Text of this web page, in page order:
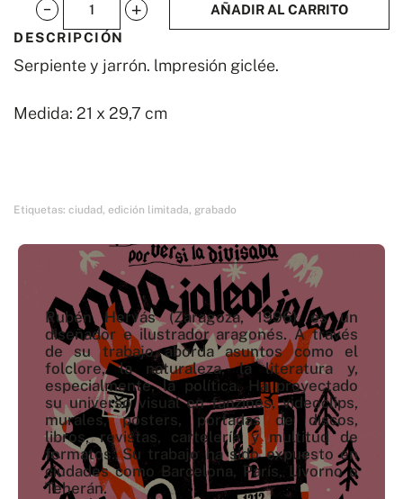
Serpiente
y
jarrón
cantidad
AÑADIR AL CARRITO
DESCRIPCIÓN
Serpiente y jarrón. lmpresión giclée.
Medida: 21 x 29,7 cm
Etiquetas: ciudad, edición limitada, grabado
Rubén Hervás (Zaragoza, 1996) es un
diseñador e ilustrador aragonés. A través
de su trabajo aborda asuntos como el
folclore, la naturaleza, la literatura y,
especialmente, la política. Ha proyectado
su universo visual en fanzines, videoclips,
murales, posters, portadas de discos,
libros, revistas, cartelería y multitud de
formatos. Su trabajo ha sido expuesto en
ciudades como Barcelona, París, Livorno o
Teherán.